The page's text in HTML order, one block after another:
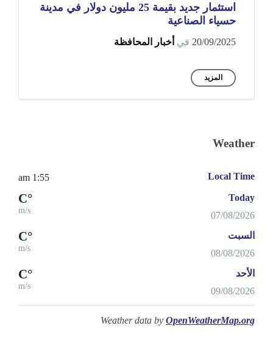
استثمار جديد بقيمة 25 مليون دولار في مدينة
حسياء الصناعية
20/09/2025 في أخبار المحافظة
المزيد
Weather
Local Time
1:55 am
Today
07/08/2026
°C
m/s
السبت
08/08/2026
°C
m/s
الأحد
09/08/2026
°C
m/s
Weather data by OpenWeatherMap.org